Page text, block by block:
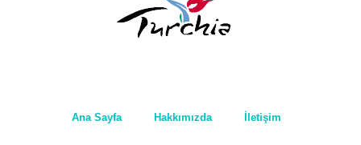
Ana Sayfa Hakkımızda İletişim